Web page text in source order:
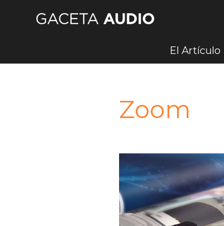
El Artículo
Zoom